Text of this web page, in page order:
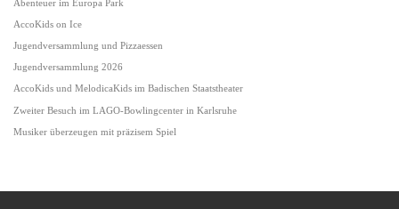
Abenteuer im Europa Park
AccoKids on Ice
Jugendversammlung und Pizzaessen
Jugendversammlung 2026
AccoKids und MelodicaKids im Badischen Staatstheater
Zweiter Besuch im LAGO-Bowlingcenter in Karlsruhe
Musiker überzeugen mit präzisem Spiel